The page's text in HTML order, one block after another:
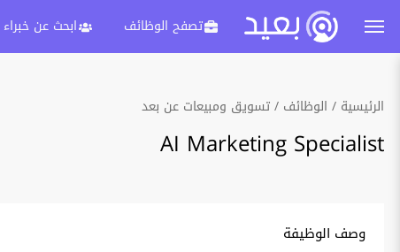
تصفح الوظائف ابحث عن خبراء
الرئيسية الوظائف تسويق ومبيعات عن بعد
AI Marketing Specialist
وصف الوظيفة